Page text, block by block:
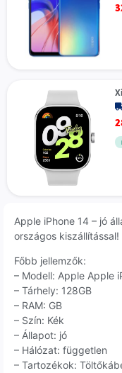
Apple iPhone 14 – jó
országos kiszállítással!
Főbb jellemzők:
– Modell: Apple Apple
– Tárhely: 128GB
– RAM: GB
– Szín: Kék
– Állapot: jó
– Hálózat: független
– Tartozékok: